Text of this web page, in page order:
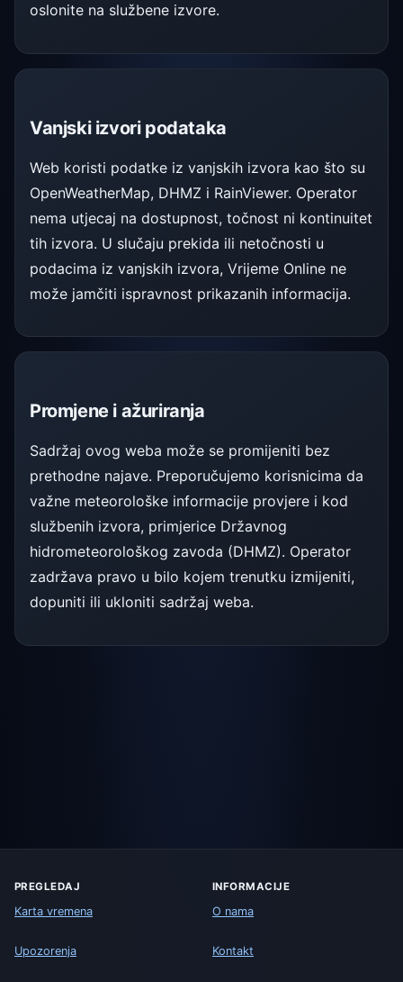
oslonite na službene izvore.
Vanjski izvori podataka
Web koristi podatke iz vanjskih izvora kao što su
OpenWeatherMap, DHMZ i RainViewer. Operator
nema utjecaj na dostupnost, točnost ni kontinuitet
tih izvora. U slučaju prekida ili netočnosti u
podacima iz vanjskih izvora, Vrijeme Online ne
može jamčiti ispravnost prikazanih informacija.
Promjene i ažuriranja
Sadržaj ovog weba može se promijeniti bez
prethodne najave. Preporučujemo korisnicima da
važne meteorološke informacije provjere i kod
službenih izvora, primjerice Državnog
hidrometeorološkog zavoda (DHMZ). Operator
zadržava pravo u bilo kojem trenutku izmijeniti,
dopuniti ili ukloniti sadržaj weba.
PREGLEDAJ
Karta vremena
Upozorenja
INFORMACIJE
O nama
Kontakt